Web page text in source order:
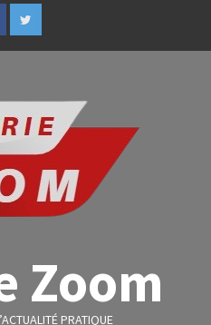
Zoom
PRATIQUE